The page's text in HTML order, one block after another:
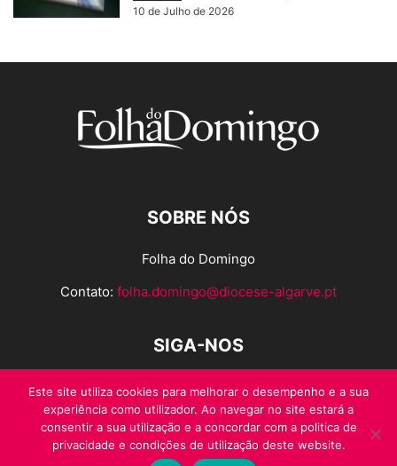
10 de Julho de 2026
SOBRE NÓS
Folha do Domingo
Contato: folha.domingo@diocese-algarve.pt
SIGA-NOS
Este site utiliza cookies para melhorar o desempenho e a sua
experiência como utilizador. Ao navegar no site estará a
consentir a sua utilização e a concordar com a politica de
privacidade e condições de utilização deste website.